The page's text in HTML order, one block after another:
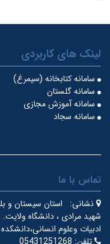
لینک های کاربردی
سامانه کتابخانه (سیمرغ)
سامانه گلستان
سامانه آموزش مجازی
سامانه سجاد
تماس با ما
نشانی:
شهید مرادی ، دانشگاه ولایت.
ادبیات وعلوم
تلفن: 05431251268